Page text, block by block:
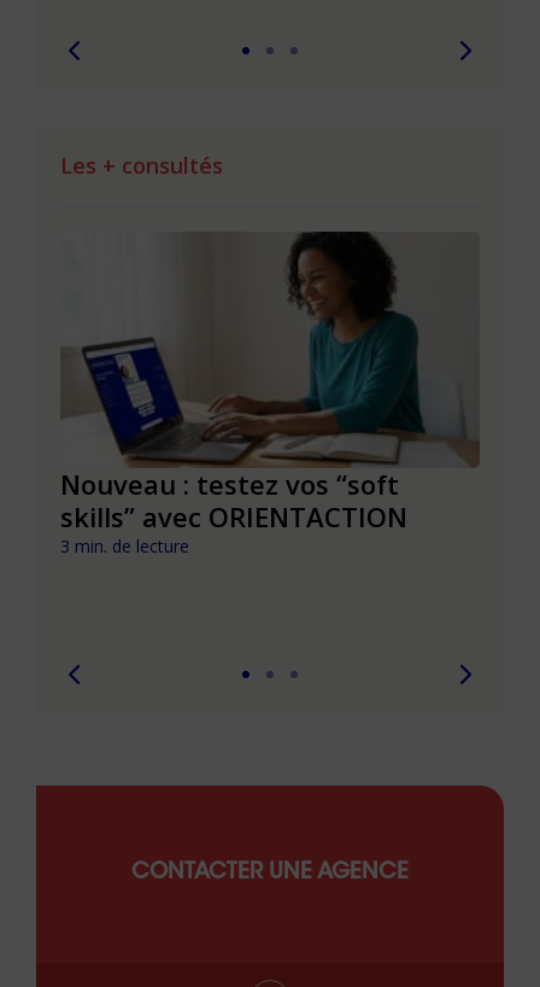
Les + consultés
Nouveau : testez vos “soft
skills” avec ORIENTACTION
3 min. de lecture
CONTACTER UNE AGENCE